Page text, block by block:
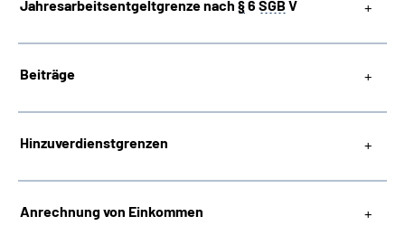
Jahresarbeitsentgeltgrenze nach §6 SGB V
Beiträge
Hinzuverdienstgrenzen
Anrechnung von Einkommen